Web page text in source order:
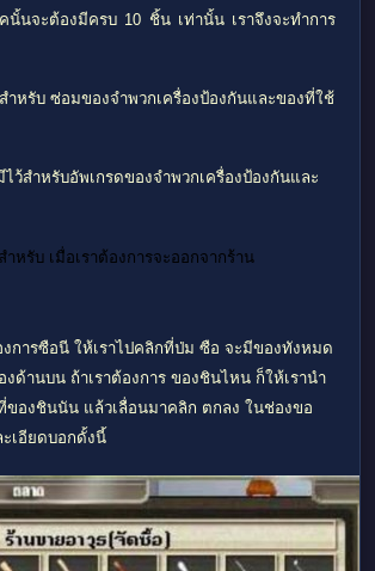
นั้นจะต้องมีครบ 10 ชิ้น เท่านั้น เราจึงจะทำการ
ำหรับ ซ่อมของจำพวกเครื่องป้องกันและของที่ใช้
ไว้สำหรับอัพเกรดของจำพวกเครื่องป้องกันและ
ำหรับ เมื่อเราต้องการจะออกจากร้าน
การซือนี ให้เราไปคลิกที่ป่ม ซือ จะมีของทังหมด
ด้านบน ถ้าเราต้องการ ของชินไหน ก็ให้เรานำ
ของชินนัน แล้วเลื่อนมาคลิก ตกลง ในช่องขอ
ะเอียดบอกดั้งนี้